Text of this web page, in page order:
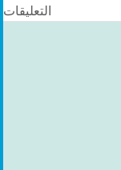
التعليقات